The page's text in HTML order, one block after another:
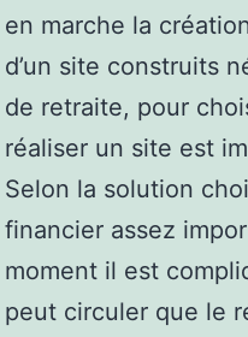
en marche la
d’un site construits
de retraite, pour
réaliser un site est
Selon la solution
financier assez
moment il est
peut circuler que le